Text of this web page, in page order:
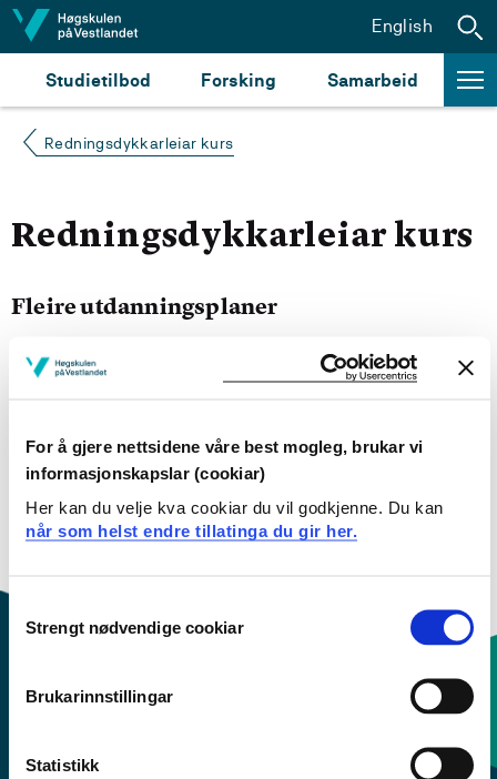
For å gjere nettsidene våre best mogleg, brukar vi
informasjonskapslar (cookiar)
Her kan du velje kva cookiar du vil godkjenne. Du kan
når som helst endre tillatinga du gir her.
Selection
Strengt nødvendige cookiar
Brukarinnstillingar
Statistikk
Hopp til innhald
Studietilbod Forsking Samarbeid
English
Redningsdykkarleiar kurs
Redningsdykkarleiar kurs
Fleire utdanningsplaner
Studiestart 2022h
Studiestart 2021h